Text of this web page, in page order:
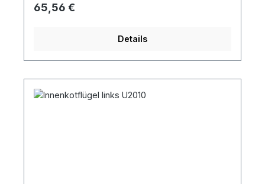
Regulärer Preis:
65,56 €
Details